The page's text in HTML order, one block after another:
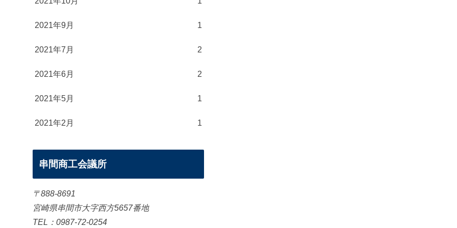
2021年9月 1
2021年7月 2
2021年6月 2
2021年5月 1
2021年2月 1
串間商工会議所
〒888-8691
宮崎県串間市大字西方5657番地
TEL：0987-72-0254